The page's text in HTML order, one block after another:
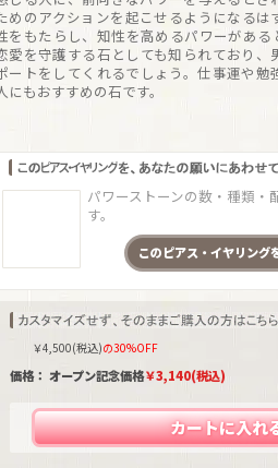
めのアクションを起こせるようになるは
をもたらし、知性を高めるパワーがある
愛を守護する石としても知られており、
ートをしてくれるでしょう。仕事運や勉
にもおすすめの石です。
パワーストーンの数・種類・
す。
このピアス・イヤリング
￥4,500(税込)の30%OFF
価格： オープン記念価格￥3,140(税込)
カートに入れ